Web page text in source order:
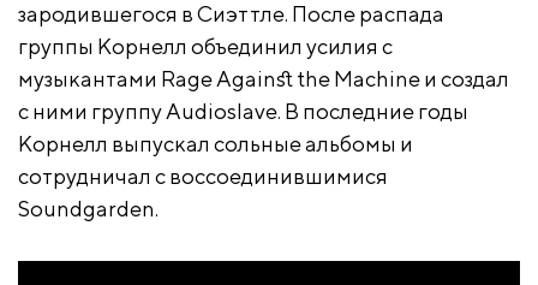
зародившегося в Сиэттле. После распада
группы Корнелл объединил усилия с
музыкантами Rage Against the Machine и создал
с ними группу Audioslave. В последние годы
Корнелл выпускал сольные альбомы и
сотрудничал с воссоединившимися
Soundgarden.